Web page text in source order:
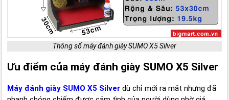
Thông số máy đánh giày SUMO X5 Silver
Ưu điểm của máy đánh giày SUMO X5 Silver
Máy đánh giày SUMO X5 Silver dù chỉ mới ra mắt nhưng đã